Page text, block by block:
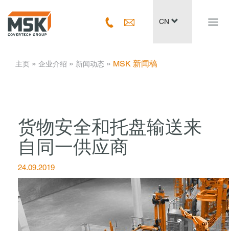
CN
主页 ­ » ­ 企业介绍 ­ » ­ 新闻动态 ­ » ­ MSK 新闻稿
货物安全和托盘输送来
自同一供应商
24.09.2019